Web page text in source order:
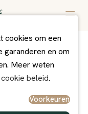
cookies om een
garanderen en om
Meer weten
cookie beleid.
Voorkeuren